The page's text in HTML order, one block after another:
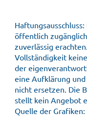
öffentlich
zuverlässig
Vollständigkeit
der
eine Aufklärung
nicht ersetzen. Die
stellt kein Angebot
Quelle der